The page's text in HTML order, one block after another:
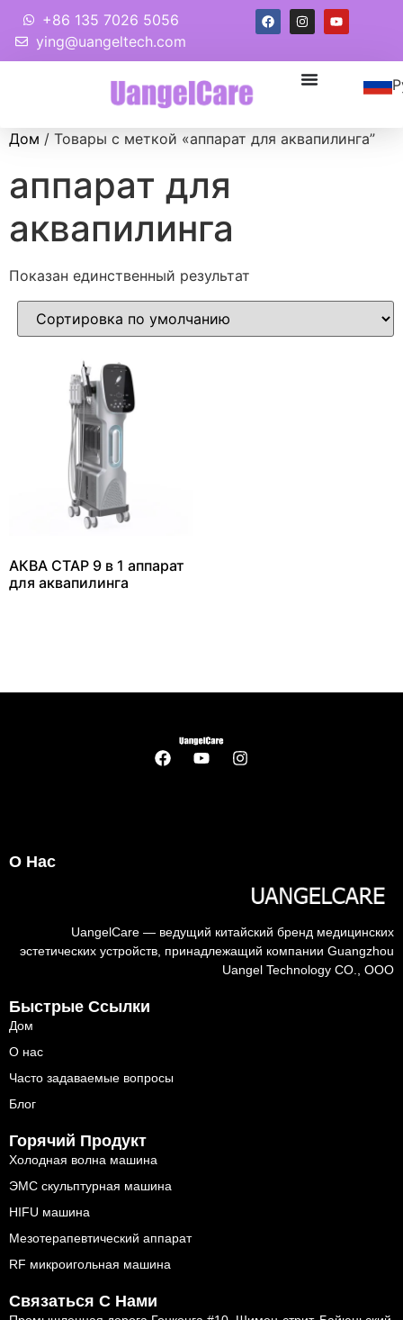
+86 135 7026 5056
ying@uangeltech.com
Дом / Товары с меткой «аппарат для аквапилинга”
аппарат для
аквапилинга
Показан единственный результат
АКВА СТАР 9 в 1 аппарат
для аквапилинга
О Нас
UangelCare — ведущий китайский бренд медицинских
эстетических устройств, принадлежащий компании Guangzhou
Uangel Technology CO., ООО
Быстрые Ссылки
Дом
О нас
Часто задаваемые вопросы
Блог
Горячий Продукт
Холодная волна машина
ЭМС скульптурная машина
HIFU машина
Мезотерапевтический аппарат
RF микроигольная машина
Связаться С Нами